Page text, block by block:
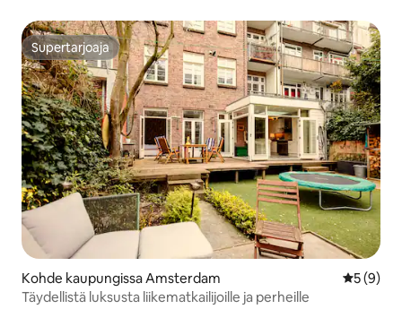
Supertarjoaja
Supertarjoaja
Kohde kaupungissa Amsterdam
5 (9)
Täydellistä luksusta liikematkailijoille ja perheille